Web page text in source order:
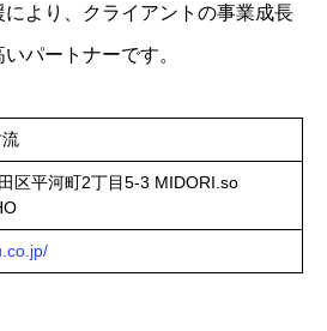
より、クライアントの事業成長
パートナーです。
区平河町2丁目5-3 MIDORI.so